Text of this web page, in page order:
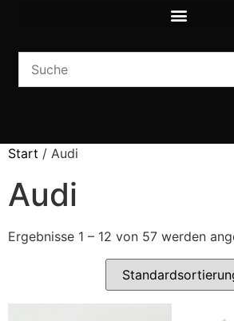
Start / Audi
Audi
Ergebnisse 1 – 12 von 57 werden